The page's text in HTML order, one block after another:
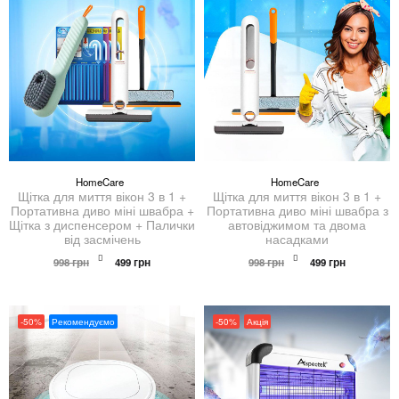
HomeCare
Щітка для миття вікон 3 в 1 +
Портативна диво міні швабра +
Щітка з диспенсером + Палички
від засмічень
998грн
Оригінальна
499грнПоточна
HomeCare
Щітка для миття вікон 3 в 1 +
Портативна диво міні швабра з
автовіджимом та двома
насадками
998грн
Оригінальна
499грнПоточна
-50% Рекомендуємо -50% Акція